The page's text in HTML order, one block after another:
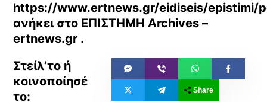
https://www.ertnews.gr/eidiseis/epistimi/
ανήκει στο ΕΠΙΣΤΗΜΗ Archives –
ertnews.gr .
Share